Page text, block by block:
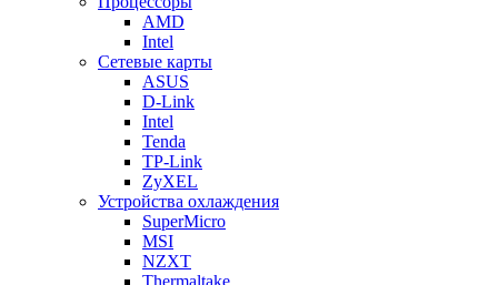
AMD
Intel
Сетевые карты
ASUS
D-Link
Intel
Tenda
TP-Link
ZyXEL
Устройства охлаждения
SuperMicro
MSI
NZXT